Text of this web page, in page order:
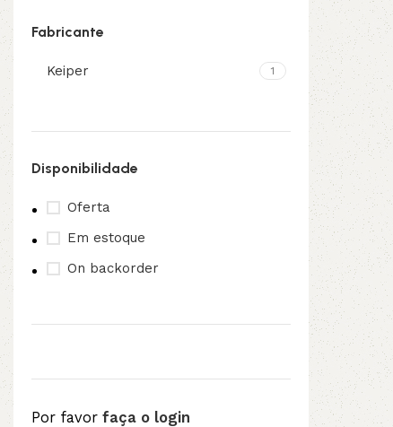
Fabricante
Keiper 1
Disponibilidade
Oferta
Em estoque
On backorder
Por favor faça o login